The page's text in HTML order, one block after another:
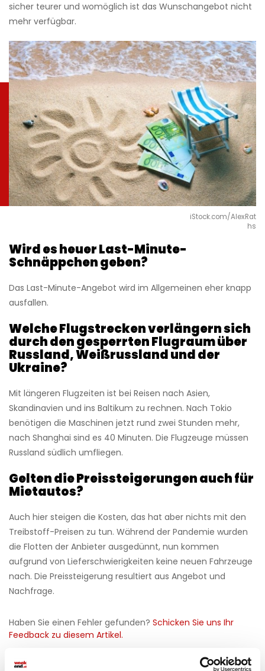
sicher teurer und womöglich ist das Wunschangebot nicht
mehr verfügbar.
iStock.com/AlexRat
hs
Wird es heuer Last-Minute-
Schnäppchen geben?
Das Last-Minute-Angebot wird im Allgemeinen eher knapp
ausfallen.
Welche Flugstrecken verlängern sich
durch den gesperrten Flugraum über
Russland, Weißrussland und der
Ukraine?
Mit längeren Flugzeiten ist bei Reisen nach Asien,
Skandinavien und ins Baltikum zu rechnen. Nach Tokio
benötigen die Maschinen jetzt rund zwei Stunden mehr,
nach Shanghai sind es 40 Minuten. Die Flugzeuge müssen
Russland südlich umfliegen.
Gelten die Preissteigerungen auch für
Mietautos?
Auch hier steigen die Kosten, das hat aber nichts mit den
Treibstoff-Preisen zu tun. Während der Pandemie wurden
die Flotten der Anbieter ausgedünnt, nun kommen
aufgrund von Lieferschwierigkeiten keine neuen Fahrzeuge
nach. Die Preissteigerung resultiert aus Angebot und
Nachfrage.
Haben Sie einen Fehler gefunden? Schicken Sie uns Ihr
Feedback zu diesem Artikel.